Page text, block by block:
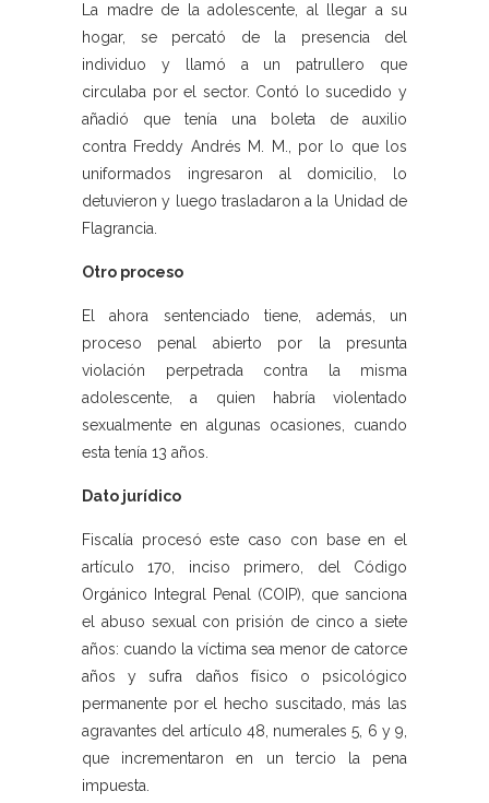
La madre de la adolescente, al llegar a su
hogar, se percató de la presencia del
individuo y llamó a un patrullero que
circulaba por el sector. Contó lo sucedido y
añadió que tenía una boleta de auxilio
contra Freddy Andrés M. M., por lo que los
uniformados ingresaron al domicilio, lo
detuvieron y luego trasladaron a la Unidad de
Flagrancia.
Otro proceso
El ahora sentenciado tiene, además, un
proceso penal abierto por la presunta
violación perpetrada contra la misma
adolescente, a quien habría violentado
sexualmente en algunas ocasiones, cuando
esta tenía 13 años.
Dato jurídico
Fiscalía procesó este caso con base en el
artículo 170, inciso primero, del Código
Orgánico Integral Penal (COIP), que sanciona
el abuso sexual con prisión de cinco a siete
años: cuando la víctima sea menor de catorce
años y sufra daños físico o psicológico
permanente por el hecho suscitado, más las
agravantes del artículo 48, numerales 5, 6 y 9,
que incrementaron en un tercio la pena
impuesta.